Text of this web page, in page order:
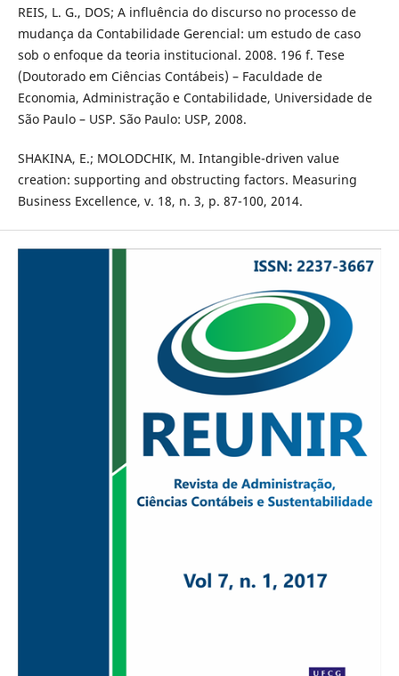
REIS, L. G., DOS; A influência do discurso no processo de
mudança da Contabilidade Gerencial: um estudo de caso
sob o enfoque da teoria institucional. 2008. 196 f. Tese
(Doutorado em Ciências Contábeis) – Faculdade de
Economia, Administração e Contabilidade, Universidade de
São Paulo – USP. São Paulo: USP, 2008.
SHAKINA, E.; MOLODCHIK, M. Intangible-driven value
creation: supporting and obstructing factors. Measuring
Business Excellence, v. 18, n. 3, p. 87-100, 2014.